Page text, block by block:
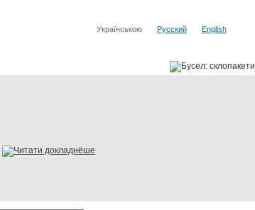
Українською Русский English